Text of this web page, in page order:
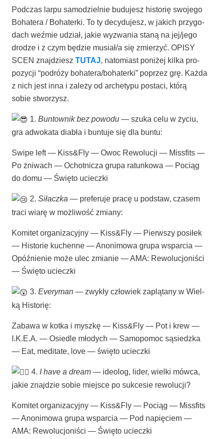
Pod­czas lar­pu samo­dziel­nie budu­jesz histo­rię swo­je­go
Boha­te­ra / Boha­ter­ki. To ty decy­du­jesz, w jakich przy­go­
dach weź­mie udział, jakie wyzwa­nia sta­ną na jej/jego
dro­dze i z czym będzie musiał/a się zmie­rzyć. OPISY
SCEN znaj­dziesz TUTAJ , nato­miast poni­żej kil­ka pro­
po­zy­cji “podró­ży bohatera/bohaterki” poprzez grę. Każ­da
z nich jest inna i zale­ży od arche­ty­pu posta­ci, któ­rą
sobie stworzysz.
1. Bun­tow­nik bez powo­du — szu­ka celu w życiu,
gra adwo­ka­ta dia­bła i bun­tu­je się dla buntu:
Swi­pe left — Kiss&Fly — Owoc Rewo­lu­cji — Miss­fits —
Po żni­wach — Ochot­ni­cza gru­pa ratun­ko­wa — Pociąg
do domu — Świę­to ucieczki
2. Siłacz­ka — pre­fe­ru­je pra­cę u pod­staw, cza­sem
tra­ci wia­rę w moż­li­wość zmiany:
Komi­tet orga­ni­za­cyj­ny — Kiss&Fly — Pierw­szy posi­łek
— Histo­rie kuchen­ne — Ano­ni­mo­wa gru­pa wspar­cia —
Opóź­nie­nie może ulec zmia­nie — AMA: Rewo­lu­cjo­ni­ści
— Świę­to ucieczki
3. Eve­ry­man — zwy­kły czło­wiek zaplą­ta­ny w Wiel­
ką Historię:
Zaba­wa w kot­ka i mysz­kę — Kiss&Fly — Pot i krew —
I.K.E.A. — Osie­dle mło­dych — Samo­po­moc sąsiedz­ka
— Eat, medi­ta­te, love — świę­to ucieczki
4. I have a dre­am — ide­olog, lider, wiel­ki mów­ca,
jakie znaj­dzie sobie miej­sce po suk­ce­sie rewolucji?
Komi­tet orga­ni­za­cyj­ny — Kiss&Fly — Pociąg — Miss­fits
— Ano­ni­mo­wa gru­pa wspar­cia — Pod napię­ciem —
AMA: Rewo­lu­cjo­ni­ści — Świę­to ucieczki